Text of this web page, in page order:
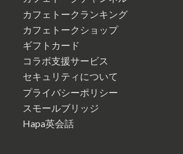
カフェトークランキング
カフェトークショップ
ギフトカード
コラボ支援サービス
セキュリティについて
プライバシーポリシー
スモールブリッジ
Hapa英会話